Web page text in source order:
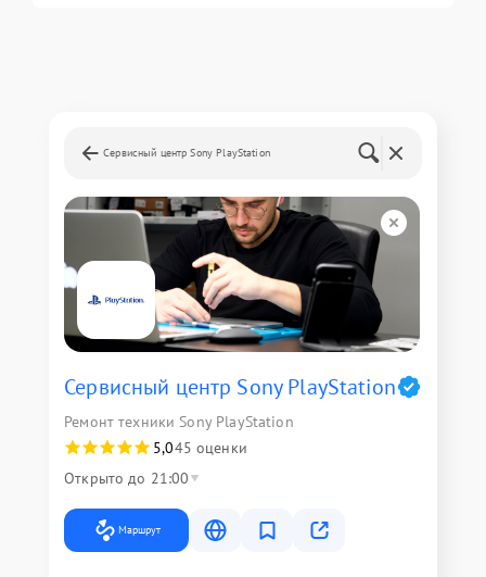
Сервисный центр Sony PlayStation
Сервисный центр Sony PlayStation
Ремонт техники Sony PlayStation
5,045 оценки
Открыто до 21:00
Маршрут